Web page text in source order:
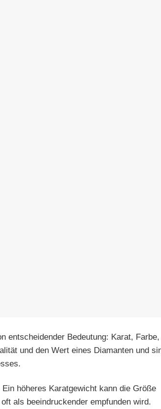
entscheidender Bedeutung: Karat, Farbe,
und den Wert eines Diamanten und
höheres Karatgewicht kann die Größe
als beeindruckender empfunden wird.